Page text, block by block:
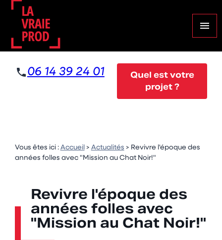
menu
06 14 39 24 01
Quel est votre
projet ?
Vous êtes ici : Accueil> Actualités > Revivre l'époque des
années folles avec "Mission au Chat Noir!"
Revivre l'époque des
années folles avec
"Mission au Chat Noir!"
Panneau de gestion des cookies